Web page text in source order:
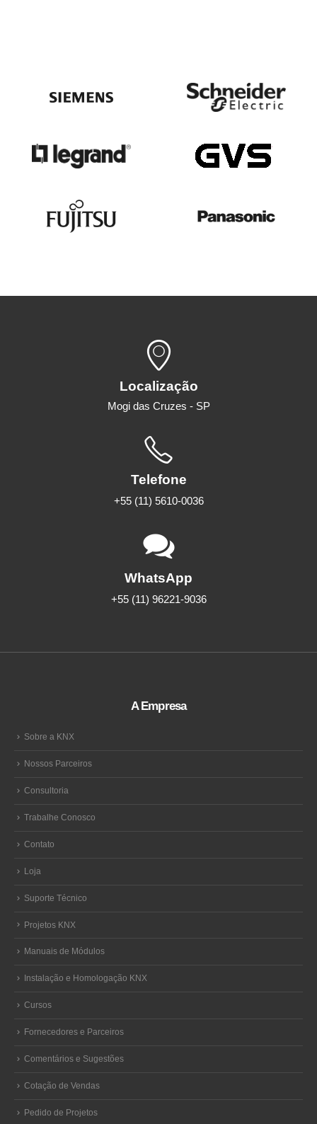
Localização
Mogi das Cruzes - SP
Telefone
+55 (11) 5610-0036
WhatsApp
+55 (11) 96221-9036
A Empresa
Sobre a KNX
Nossos Parceiros
Consultoria
Trabalhe Conosco
Contato
Loja
Suporte Técnico
Projetos KNX
Manuais de Módulos
Instalação e Homologação KNX
Cursos
Fornecedores e Parceiros
Comentários e Sugestões
Cotação de Vendas
Pedido de Projetos